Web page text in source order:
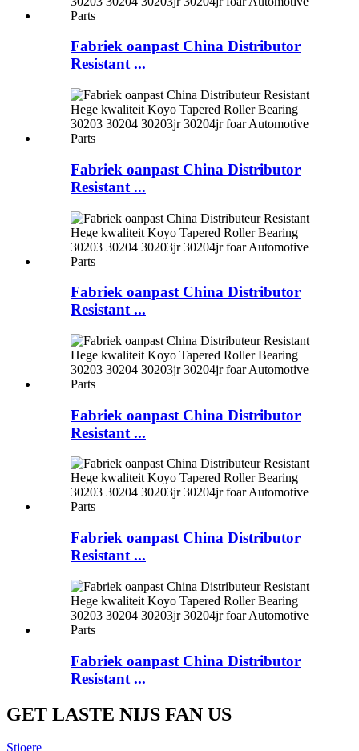
Fabriek oanpast China Distributor
Resistant ...
Fabriek oanpast China Distributor
Resistant ...
Fabriek oanpast China Distributor
Resistant ...
Fabriek oanpast China Distributor
Resistant ...
Fabriek oanpast China Distributor
Resistant ...
Fabriek oanpast China Distributor
Resistant ...
GET LASTE NIJS FAN US
Stjoere